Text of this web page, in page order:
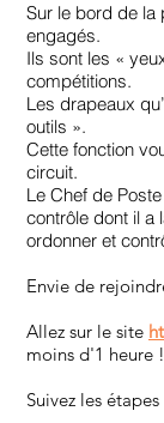
Sur le bord de la
engagés.
Ils sont les «
compétitions.
Les drapeaux
outils ».
Cette fonction
circuit.
Le Chef de
contrôle dont il a
ordonner et
Envie de
Allez sur le site
moins d'1 heure !
Suivez les